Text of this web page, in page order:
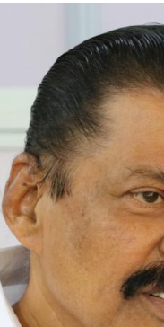
താഡ്, പേട്രിയറ്റ്
പ്രതിരോധ
അന്വേഷണം,
പുറത്തുവന്നതിൽ
അമർഷത്തിൽ